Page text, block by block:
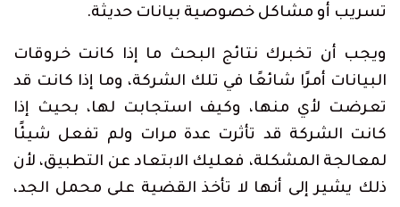
تسريب أو مشاكل خصوصية بيانات حديثة.
ويجب أن تخبرك نتائج البحث ما إذا كانت خروقات
البيانات أمرًا شائعًا في تلك الشركة، وما إذا كانت قد
تعرضت لأي منها، وكيف استجابت لها، بحيث إذا
كانت الشركة قد تأثرت عدة مرات ولم تفعل شيئًا
لمعالجة المشكلة، فعليك الابتعاد عن التطبيق، لأن
ذلك يشير إلى أنها لا تأخذ القضية على محمل الجد،